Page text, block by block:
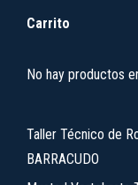
Carrito
No hay productos
Taller Técnico de
BARRACUDO